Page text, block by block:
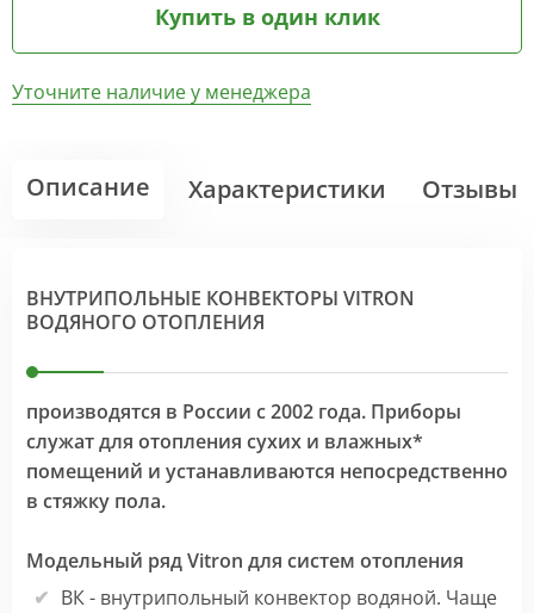
Купить в один клик
Уточните наличие у менеджера
Описание Характеристики Отзывы
ВНУТРИПОЛЬНЫЕ КОНВЕКТОРЫ VITRON
ВОДЯНОГО ОТОПЛЕНИЯ
производятся в России с 2002 года. Приборы
служат для отопления сухих и влажных*
помещений и устанавливаются непосредственно
в стяжку пола.
Модельный ряд Vitron для систем отопления
ВК - внутрипольный конвектор водяной. Чаще